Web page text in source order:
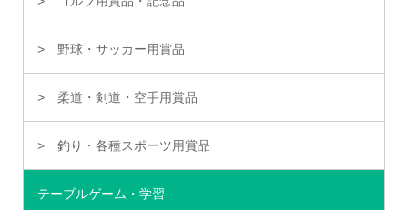
野球・サッカー用賞品
柔道・剣道・空手用賞品
釣り・各種スポーツ用賞品
テーブルゲーム・学習